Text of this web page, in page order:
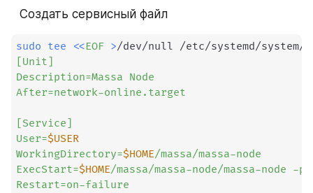
⠀Создать сервисный файл
sudo tee <<EOF >/dev/null /etc/systemd/system/
[Unit]
Description=Massa Node
After=network-online.target
[Service]
User=$USER
WorkingDirectory=$HOME/massa/massa-node
ExecStart=$HOME/massa/massa-node/massa-node -p
Restart=on-failure